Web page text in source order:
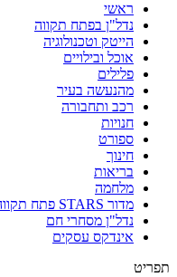
ראשי
נדל"ן בפתח תקווה
הייטק וטכנולוגיה
אוכל ובילויים
פלילים
מהנעשה בעיר
רכב ותחבורה
חנויות
ספורט
חינוך
בריאות
מלחמה
מדור STARS פתח תקווה
נדל"ן מסחרי חם
אינדקס עסקים
תפריט